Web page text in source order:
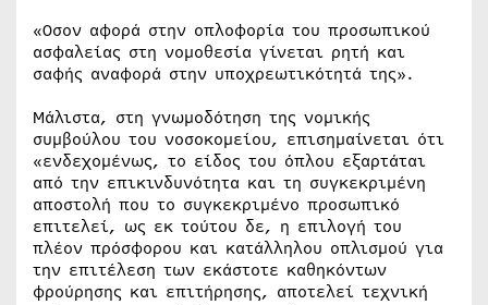
«Οσον αφορά στην οπλοφορία του προσωπικού
ασφαλείας στη νομοθεσία γίνεται ρητή και
σαφής αναφορά στην υποχρεωτικότητά της».
Μάλιστα, στη γνωμοδότηση της νομικής
συμβούλου του νοσοκομείου, επισημαίνεται ότι
«ενδεχομένως, το είδος του όπλου εξαρτάται
από την επικινδυνότητα και τη συγκεκριμένη
αποστολή που το συγκεκριμένο προσωπικό
επιτελεί, ως εκ τούτου δε, η επιλογή του
πλέον πρόσφορου και κατάλληλου οπλισμού για
την επιτέλεση των εκάστοτε καθηκόντων
φρούρησης και επιτήρησης, αποτελεί τεχνική